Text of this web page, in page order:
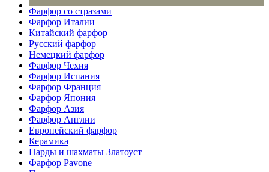
Фарфор со стразами
Фарфор Италии
Китайский фарфор
Русский фарфор
Немецкий фарфор
Фарфор Чехия
Фарфор Испания
Фарфор Франция
Фарфор Япония
Фарфор Азия
Фарфор Англии
Европейский фарфор
Керамика
Нарды и шахматы Златоуст
Фарфор Pavone